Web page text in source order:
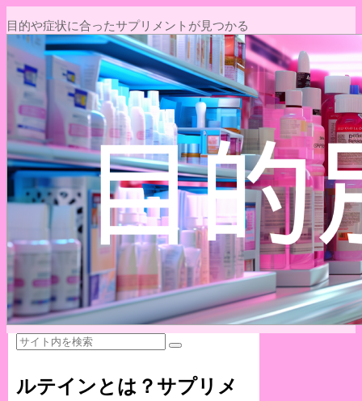
目的や症状に合ったサプリメントが見つかる
ルテインとは？サプリメ